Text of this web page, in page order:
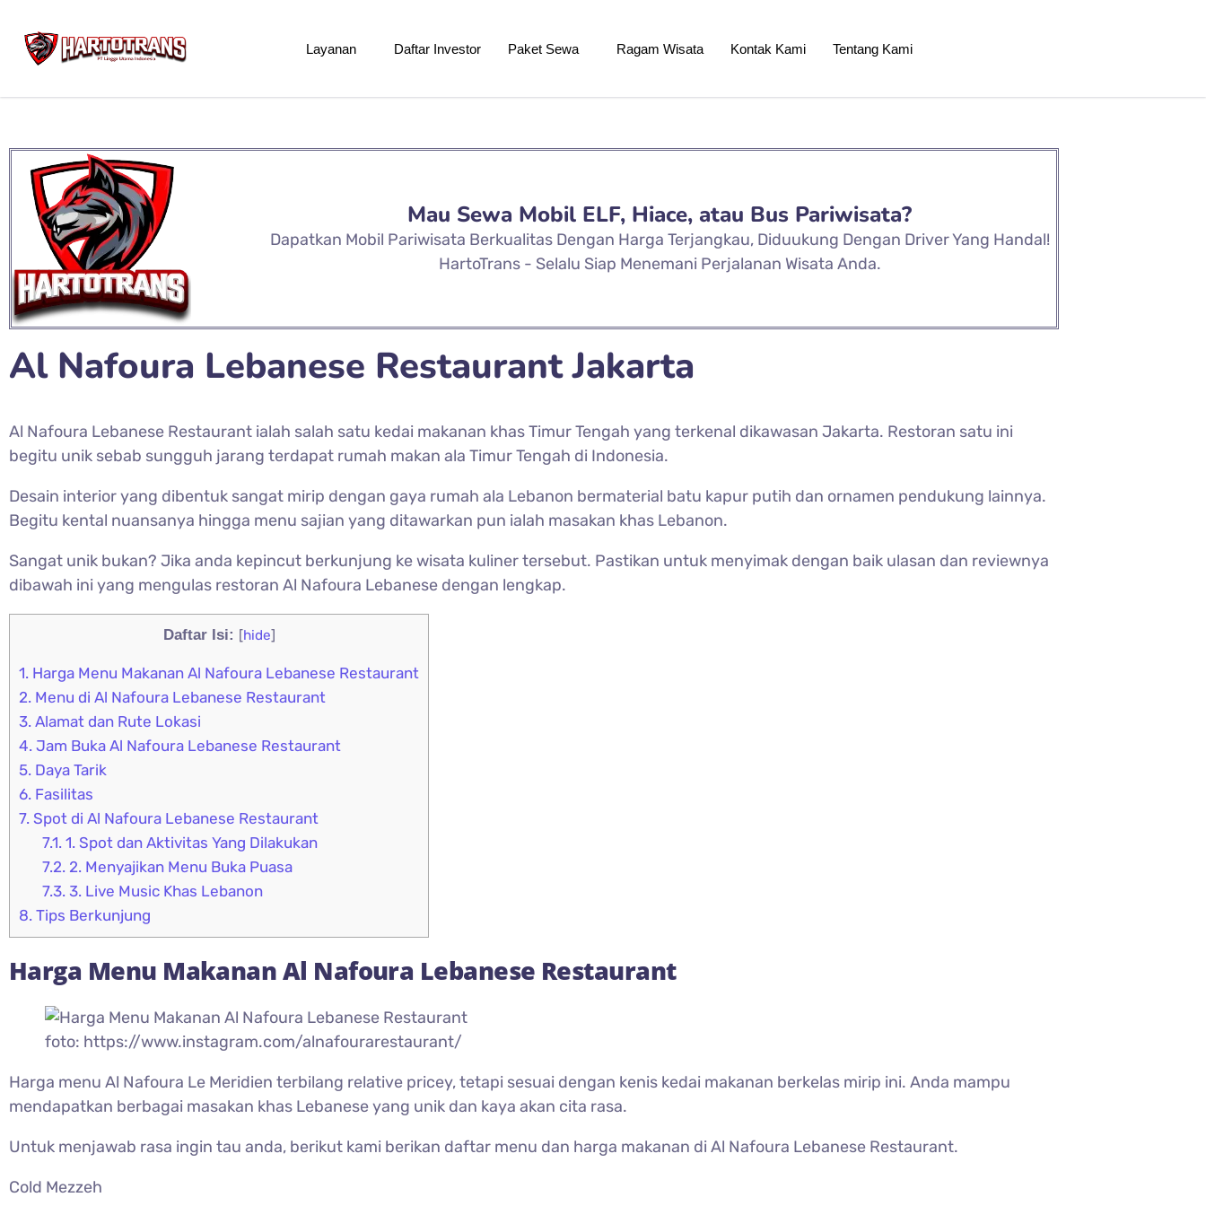
Layanan Daftar Investor Paket Sewa Ragam Wisata Kontak Kami Tentang Kami
Mau Sewa Mobil ELF, Hiace, atau Bus Pariwisata?
Dapatkan Mobil Pariwisata Berkualitas Dengan Harga Terjangkau, Diduukung Dengan Driver Yang Handal!
HartoTrans - Selalu Siap Menemani Perjalanan Wisata Anda.
Al Nafoura Lebanese Restaurant Jakarta
Al Nafoura Lebanese Restaurant ialah salah satu kedai makanan khas Timur Tengah yang terkenal dikawasan Jakarta. Restoran satu ini
begitu unik sebab sungguh jarang terdapat rumah makan ala Timur Tengah di Indonesia.
Desain interior yang dibentuk sangat mirip dengan gaya rumah ala Lebanon bermaterial batu kapur putih dan ornamen pendukung lainnya.
Begitu kental nuansanya hingga menu sajian yang ditawarkan pun ialah masakan khas Lebanon.
Sangat unik bukan? Jika anda kepincut berkunjung ke wisata kuliner tersebut. Pastikan untuk menyimak dengan baik ulasan dan reviewnya
dibawah ini yang mengulas restoran Al Nafoura Lebanese dengan lengkap.
Daftar Isi: [hide]
1. Harga Menu Makanan Al Nafoura Lebanese Restaurant
2. Menu di Al Nafoura Lebanese Restaurant
3. Alamat dan Rute Lokasi
4. Jam Buka Al Nafoura Lebanese Restaurant
5. Daya Tarik
6. Fasilitas
7. Spot di Al Nafoura Lebanese Restaurant
7.1.1. Spot dan Aktivitas Yang Dilakukan
7.2.2. Menyajikan Menu Buka Puasa
7.3.3. Live Music Khas Lebanon
8. Tips Berkunjung
Harga Menu MakananAl Nafoura Lebanese Restaurant
foto: https://www.instagram.com/alnafourarestaurant/
Harga menu Al Nafoura Le Meridien terbilang relative pricey, tetapi sesuai dengan kenis kedai makanan berkelas mirip ini. Anda mampu
mendapatkan berbagai masakan khas Lebanese yang unik dan kaya akan cita rasa.
Untuk menjawab rasa ingin tau anda, berikut kami berikan daftar menu dan harga makanan di Al Nafoura Lebanese Restaurant.
Cold Mezzeh